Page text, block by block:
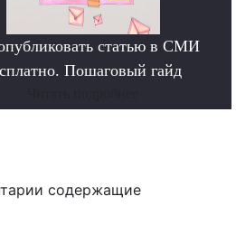
статью в СМИ
Пошаговый гайд
содержащие